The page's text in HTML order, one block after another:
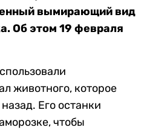
вымирающий вид
Об этом 19 февраля
животного, которое
Его останки
чтобы